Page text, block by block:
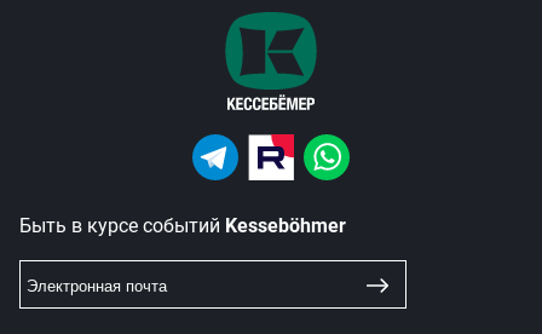
Быть в курсе событий Kesseböhmer